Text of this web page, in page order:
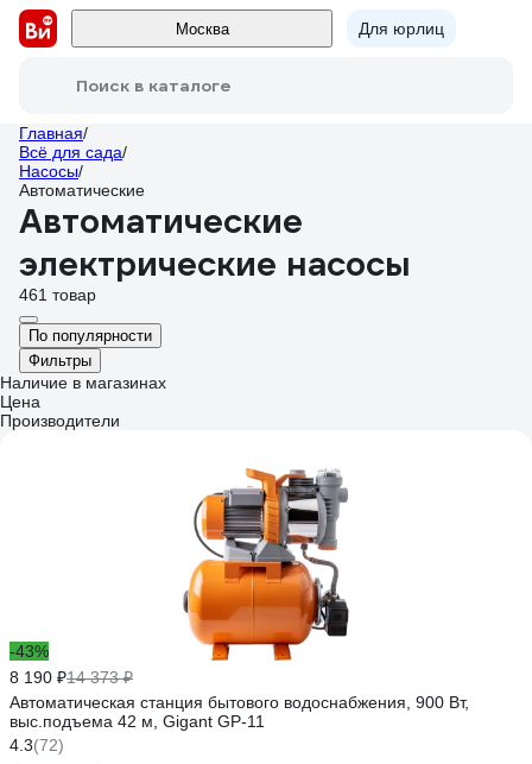
Москва Для юрлиц
Поиск в каталоге
Главная/
Всё для сада/
Насосы/
Автоматические
Автоматические
электрические насосы
461 товар
По популярности
Фильтры
Наличие в магазинах
Цена
Производители
-43%
8 190 ₽14 373 ₽
Автоматическая станция бытового водоснабжения, 900 Вт,
выс.подъема 42 м, Gigant GP-11
4.3(72)